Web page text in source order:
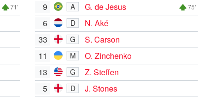
71' 9 A G. de Jesus 75'
6 D
N. Aké
33
G
S. Carson
11
M
O. Zinchenko
13
G
Z. Steffen
5
D
J. Stones